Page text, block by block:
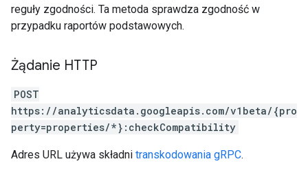
reguły zgodności. Ta metoda sprawdza zgodność w
przypadku raportów podstawowych.
Żądanie HTTP
POST
https://analyticsdata.googleapis.com/v1beta/{pro
perty=properties/*}:checkCompatibility
Adres URL używa składni transkodowania gRPC.